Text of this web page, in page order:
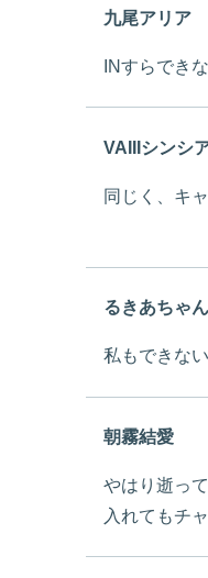
九尾アリア
INすらでき
VAIIIシンシ
同じく、キ
るきあちゃん
私もできない
朝霧結愛
やはり逝っ
入れてもチ